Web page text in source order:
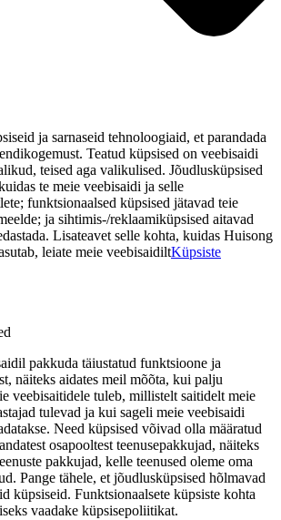
ja sarnaseid tehnoloogiaid, et parandada
Teatud küpsised on veebisaidi
teised aga valikulised. Jõudlusküpsised
te meie veebisaidi ja selle
funktsionaalsed küpsised jätavad teie
ja sihtimis-/reklaamiküpsised aitavad
Lisateavet selle kohta, kuidas Huisong
leiate meie veebisaidiltKüpsiste
pakkuda täiustatud funktsioone ja
näiteks aidates meil mõõta, kui palju
veebisaitidele tuleb, millistelt saitidelt meie
tulevad ja kui sageli meie veebisaidi
Need küpsised võivad olla määratud
osapooltest teenusepakkujad, näiteks
pakkujad, kelle teenused oleme oma
Pange tähele, et jõudlusküpsised hõlmavad
küpsiseid. Funktsionaalsete küpsiste kohta
vaadake küpsisepoliitikat.